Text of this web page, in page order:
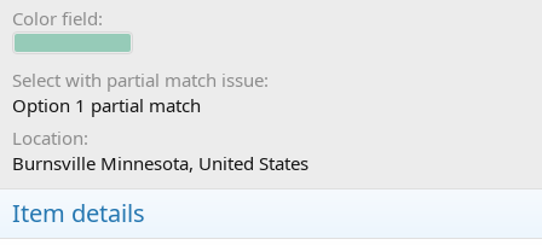
Color field
Select with partial match issue
Option 1 partial match
Location
Burnsville Minnesota, United States
Item details